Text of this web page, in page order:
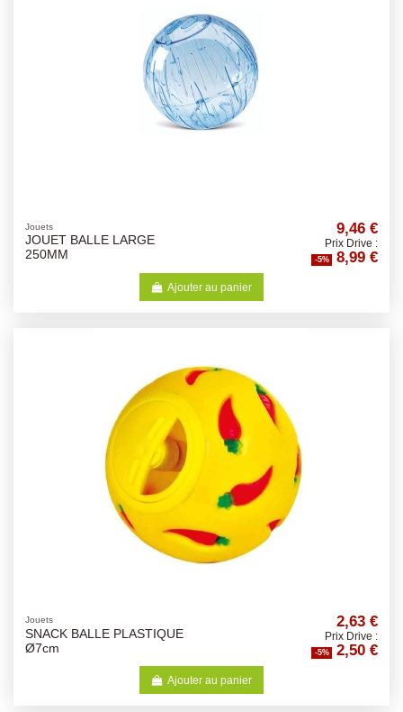
Jouets
JOUET BALLE LARGE
250MM
9,46 €
Prix Drive :
-5% 8,99 €
Ajouter au panier
Jouets
SNACK BALLE PLASTIQUE
Ø7cm
2,63 €
Prix Drive :
-5% 2,50 €
Ajouter au panier